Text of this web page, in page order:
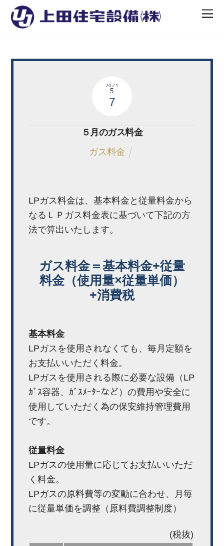
2021
5
7
５月のガス料金
ガス料金
LPガス料金は、基本料金と従量料金から
なるＬＰガス料金表に基づいて下記の方
法で算出いたします。
ガス料金＝基本料金+従量
料金（使用量×従量単価）
+消費税
基本料金
LPガスを使用されなくても、毎月定額を
お支払いいただく料金。
LPガスを使用される際に必要な設備（LP
ｶﾞｽ容器、ｶﾞｽﾒｰﾀｰなど）の費用や安全に
使用していただく為の保安維持管理費用
です。
従量料金
LPガスの使用量に応じてお支払いいただ
く料金。
LPガスの原料費等の変動に合わせ、月毎
に従量単価を調整（原料費調整制度）
(税抜)